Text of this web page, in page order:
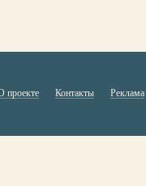
проекте Контакты Реклама